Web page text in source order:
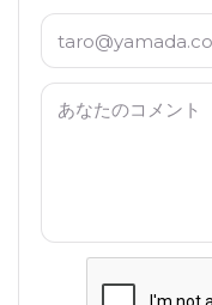
Email: *
コメント: *